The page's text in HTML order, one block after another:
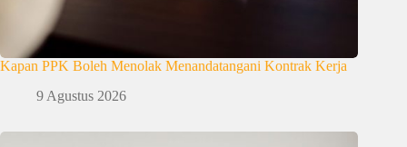
Kapan PPK Boleh Menolak Menandatangani Kontrak Kerja
9 Agustus 2026